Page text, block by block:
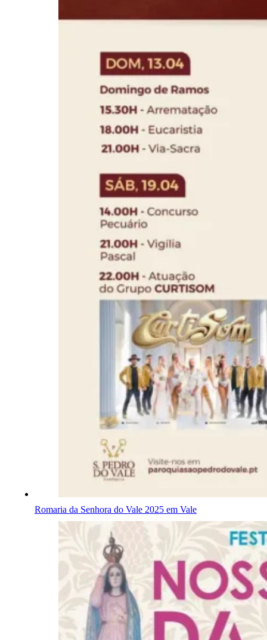
Romaria da Senhora do Vale 2025 em Vale